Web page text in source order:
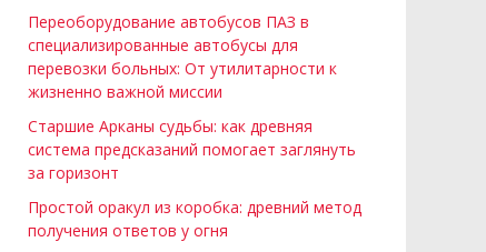
Переоборудование автобусов ПАЗ в
специализированные автобусы для
перевозки больных: От утилитарности к
жизненно важной миссии
Старшие Арканы судьбы: как древняя
система предсказаний помогает заглянуть
за горизонт
Простой оракул из коробка: древний метод
получения ответов у огня